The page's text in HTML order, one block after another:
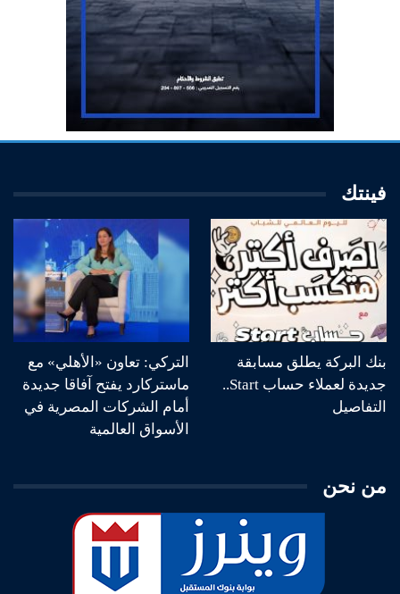
فينتك
بنك البركة يطلق مسابقة
جديدة لعملاء حساب Start..
التفاصيل
التركي: تعاون «الأهلي» مع
ماستركارد يفتح آفاقا جديدة
أمام الشركات المصرية في
الأسواق العالمية
من نحن